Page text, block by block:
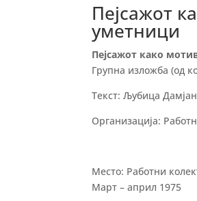
Пејсажот
уметници
Пејсажот како
Групна изложба (од
Текст: Љубица
Организација:
Место: Работни
Март – април 1975